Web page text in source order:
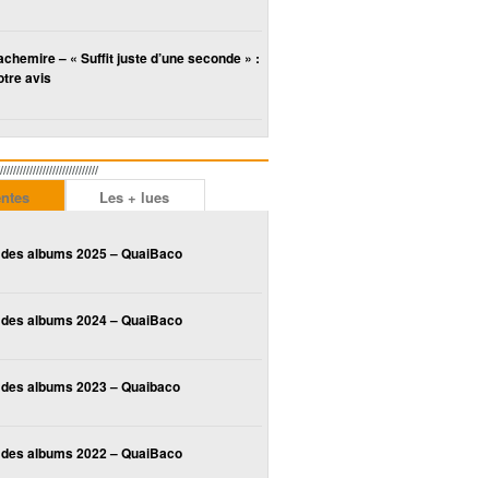
– « Suffit juste d’une seconde » :
avis
Les + lues
albums 2025 – QuaiBaco
albums 2024 – QuaiBaco
albums 2023 – Quaibaco
albums 2022 – QuaiBaco